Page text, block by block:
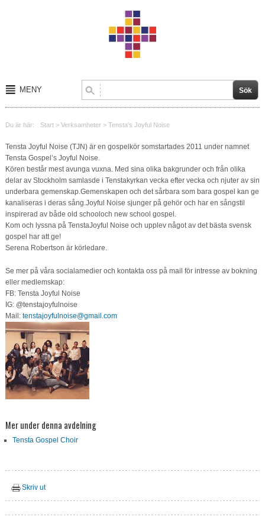
MENY
Om oss
Kalender
Kontakt
Verksamheter
Du är här: Start> Verksamheter> Tensta's Joyful Noise
Tensta Joyful Noise (TJN) är en gospelkör somstartades 2011 under namnet
Tensta Gospel’s Joyful Noise.
Kören består mest avunga vuxna. Med sina olika bakgrunder och från olika
delar av Stockholm samlasde i Tenstakyrkan vecka efter vecka och njuter av sin
underbara gemenskap.Gemenskapen och det sårbara som bara gospel kan ge
kanaliseras i deras sång.Joyful Noise sjunger på gehör och har en sångstil
inspirerad av både old schooloch new school gospel.
Kom och lyssna på TenstaJoyful Noise och upplev något av det bästa svensk
gospel har att ge!
Serena Robertson är körledare.
Se mer på våra socialamedier och kontakta oss på mail för intresse av bokning
eller medlemskap:
FB: Tensta Joyful Noise
IG: @tenstajoyfulnoise
Mail: tenstajoyfulnoise@gmail.com
Mer under denna avdelning
Tensta Gospel Choir
Skriv ut